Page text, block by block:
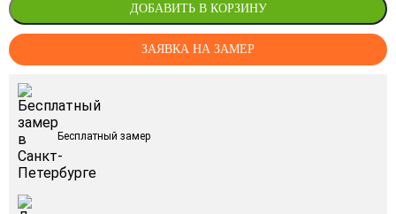
ДОБАВИТЬ В КОРЗИНУ
ЗАЯВКА НА ЗАМЕР
Бесплатный замер